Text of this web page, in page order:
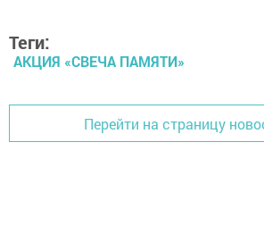
Теги:
АКЦИЯ «СВЕЧА ПАМЯТИ»
Перейти на страницу